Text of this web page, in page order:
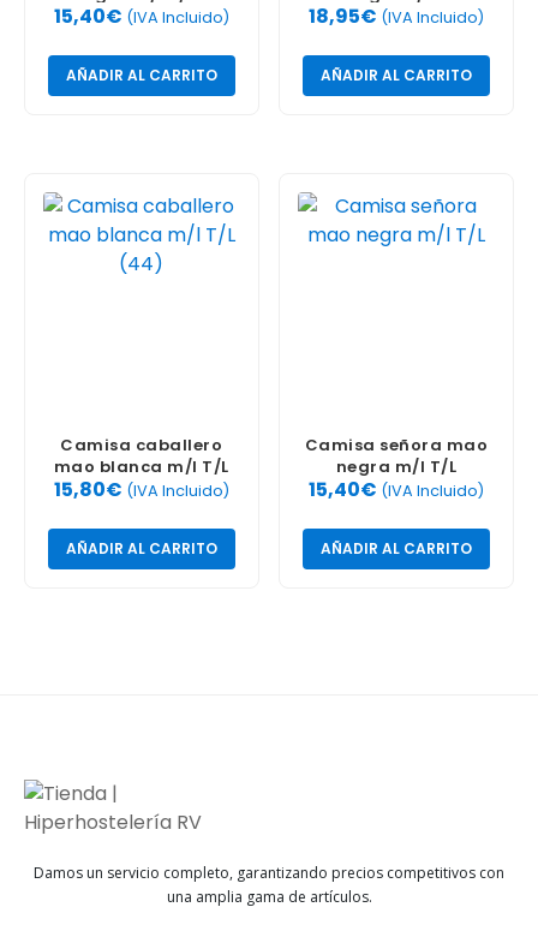
15,40€ (IVA Incluido)
AÑADIR AL CARRITO
18,95€ (IVA Incluido)
AÑADIR AL CARRITO
Camisa caballero
mao blanca m/l T/L
(44)
15,80€ (IVA Incluido)
AÑADIR AL CARRITO
Camisa señora mao
negra m/l T/L
15,40€ (IVA Incluido)
AÑADIR AL CARRITO
Damos un servicio completo, garantizando precios competitivos con
una amplia gama de artículos.